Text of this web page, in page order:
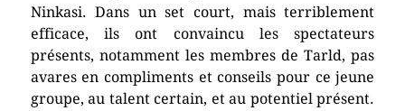
Ninkasi. Dans un set court, mais terriblement
efficace, ils ont convaincu les spectateurs
présents, notamment les membres de Tarld, pas
avares en compliments et conseils pour ce jeune
groupe, au talent certain, et au potentiel présent.